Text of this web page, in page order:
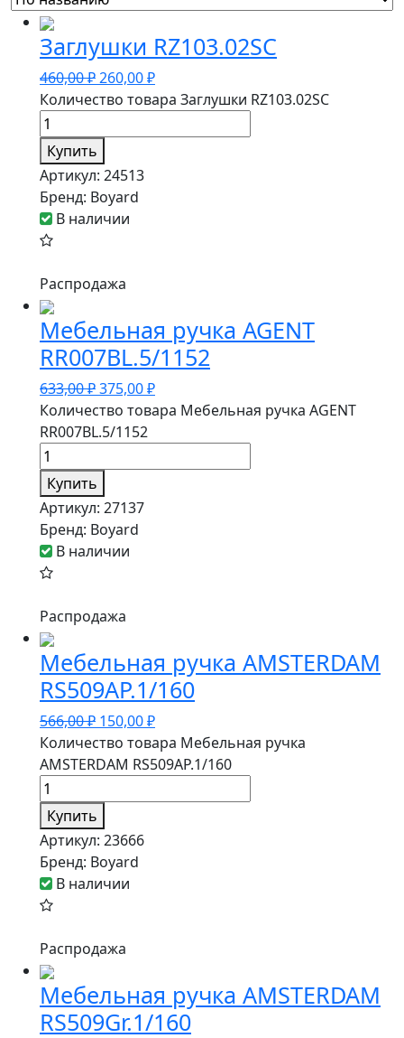
Заглушки RZ103.02SC
460,00₽260,00₽
Количество товара Заглушки RZ103.02SC
Купить
Артикул: 24513
Бренд: Boyard
В наличии
Распродажа
Мебельная ручка AGENT
RR007BL.5/1152
633,00₽375,00₽
Количество товара Мебельная ручка AGENT
RR007BL.5/1152
Купить
Артикул: 27137
Бренд: Boyard
В наличии
Распродажа
Мебельная ручка AMSTERDAM
RS509AP.1/160
566,00₽ 150,00₽
Количество товара Мебельная ручка
AMSTERDAM RS509AP.1/160
Купить
Артикул: 23666
Бренд: Boyard
В наличии
Распродажа
Мебельная ручка AMSTERDAM
RS509Gr.1/160